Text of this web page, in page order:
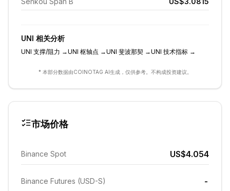
UNI 相关分析
UNI 支撑/阻力 →UNI 枢轴点 →UNI 斐波那契 →UNI 技术指标 →
* 本部分数据由COINOTAG AI生成，仅供参考。不构成投资建议。
市场价格
Binance Spot US$4.054
Binance Futures (USD-S) -